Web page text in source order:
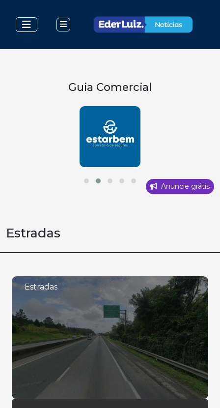
Guia Comercial
Anuncie grátis
Estradas
Estradas